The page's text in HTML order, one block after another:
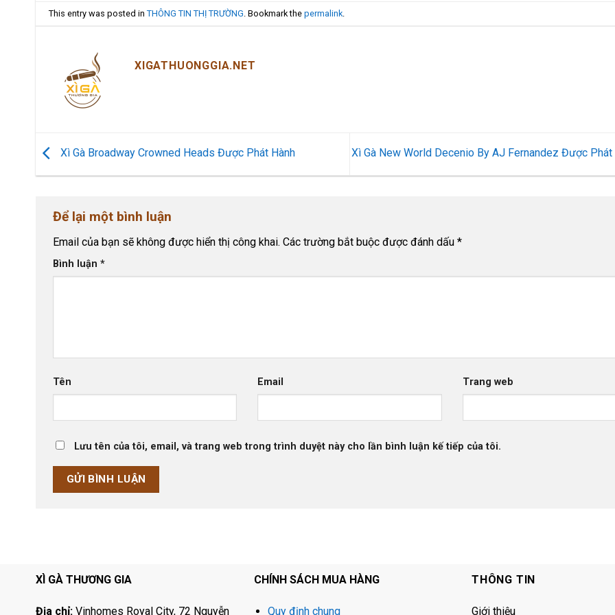
This entry was posted inTHÔNG TIN THỊ TRƯỜNG . Bookmark thepermalink
XIGATHUONGGIA.NET
Xì Gà Broadway Crowned Heads Được Phát Hành Xì Gà New World Decenio By AJ Fernandez Được
Để lại một bình luận
Email của bạn sẽ không được hiển thị công khai. Các trường bắt buộc được đánh dấu *
Bình luận *
Tên Email Trang web
Lưu tên của tôi, email, và trang web trong trình duyệt này cho lần bình luận kế tiếp của tôi.
XÌ GÀ THƯƠNG GIA
Địa chỉ: Vinhomes Royal City, 72 Nguyễn
CHÍNH SÁCH MUA HÀNG
Quy định chung
THÔNG TIN
Giới thiệu